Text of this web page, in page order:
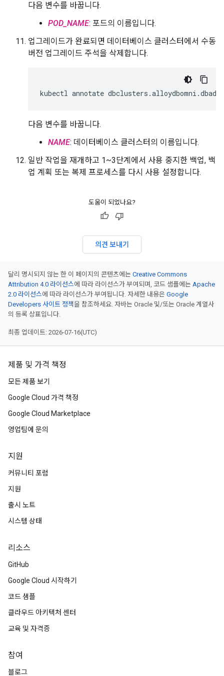
다음 변수를 바꿉니다.
POD_NAME: 포드의 이름입니다.
업그레이드가 완료되면 데이터베이스 클러스터에서 수동
버전 업그레이드 주석을 삭제합니다.
kubectl annotate
다음 변수를 바꿉니다.
NAME: 데이터베이스 클러스터의 이름입니다.
일반 작업을 재개하고 1~3단계에서 사용 중지한 백업, 백
업 계획 또는 복제 프로세스를 다시 사용 설정합니다.
도움이 되었나요?
의견 보내기
달리 명시되지 않는 한 이 페이지의 콘텐츠에는 Creative Commons
Attribution 4.0 라이선스에 따라 라이선스가 부여되며, 코드 샘플에는 Apache
2.0 라이선스에 따라 라이선스가 부여됩니다. 자세한 내용은 Google
Developers 사이트 정책을 참조하세요. 자바는 Oracle 및/또는 Oracle 계열사
의 등록 상표입니다.
최종 업데이트: 2026-07-16(UTC)
제품 및 가격 책정
모든 제품 보기
Google Cloud 가격 책정
Google Cloud Marketplace
영업팀에 문의
지원
커뮤니티 포럼
지원
출시 노트
시스템 상태
리소스
GitHub
Google Cloud 시작하기
코드 샘플
클라우드 아키텍처 센터
교육 및 자격증
참여
블로그